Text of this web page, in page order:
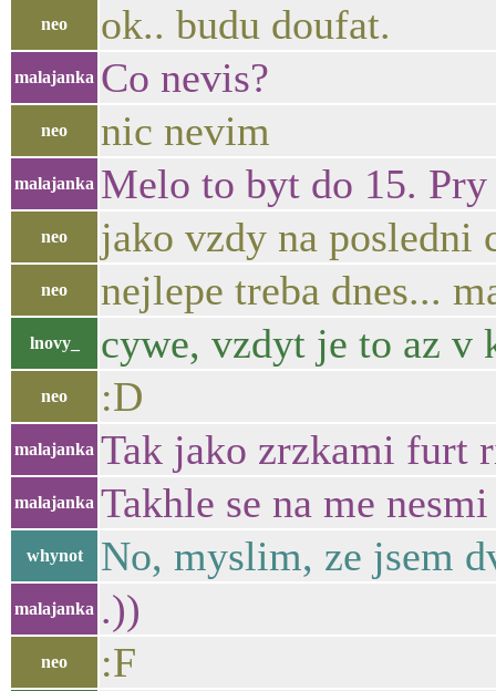
neo ok.. budu doufat.
malajanka Co nevis?
neo nic nevim
malajanka Melo to byt do 15. Pry
neo jako vzdy na posledni
neo nejlepe treba dnes...
lnovy_ cywe, vzdyt je to az v
neo :D
malajanka Tak jako zrzkami furt
malajanka Takhle se na me nesmi
whynot No, myslim, ze jsem
malajanka .))
neo :F